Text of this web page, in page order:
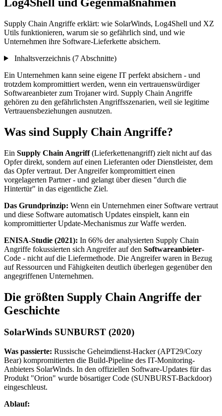
Supply Chain Angriffe erklärt: wie SolarWinds, Log4Shell und XZ
Utils funktionieren, warum sie so gefährlich sind, und wie
Unternehmen ihre Software-Lieferkette absichern.
Inhaltsverzeichnis (7 Abschnitte)
Ein Unternehmen kann seine eigene IT perfekt absichern - und
trotzdem kompromittiert werden, wenn ein vertrauenswürdiger
Softwareanbieter zum Trojaner wird. Supply Chain Angriffe
gehören zu den gefährlichsten Angriffsszenarien, weil sie legitime
Vertrauensbeziehungen ausnutzen.
Was sind Supply Chain Angriffe?
Ein Supply Chain Angriff(Lieferkettenangriff) zielt nicht auf das
Opfer direkt, sondern auf einen Lieferanten oder Dienstleister, dem
das Opfer vertraut. Der Angreifer kompromittiert einen
vorgelagerten Partner - und gelangt über diesen "durch die
Hintertür" in das eigentliche Ziel.
Das Grundprinzip: Wenn ein Unternehmen einer Software vertraut
und diese Software automatisch Updates einspielt, kann ein
kompromittierter Update-Mechanismus zur Waffe werden.
ENISA-Studie (2021): In 66% der analysierten Supply Chain
Angriffe fokussierten sich Angreifer auf den Softwareanbieter-
Code - nicht auf die Liefermethode. Die Angreifer waren in Bezug
auf Ressourcen und Fähigkeiten deutlich überlegen gegenüber den
angegriffenen Unternehmen.
Die größten Supply Chain Angriffe der
Geschichte
SolarWinds SUNBURST (2020)
Was passierte: Russische Geheimdienst-Hacker (APT29/Cozy
Bear) kompromitierten die Build-Pipeline des IT-Monitoring-
Anbieters SolarWinds. In den offiziellen Software-Updates für das
Produkt "Orion" wurde bösartiger Code (SUNBURST-Backdoor)
eingeschleust.
Ablauf: